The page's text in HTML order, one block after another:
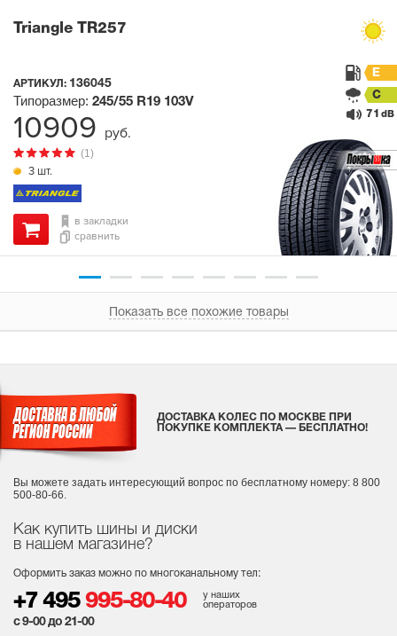
Triangle TR257
АРТИКУЛ: 136045
3 шт.
(1)
Типоразмер: 245/55 R19 103V
E
C
71 dB
в закладки
сравнить
10909 руб.
Показать все похожие товары
Как купить шины и диски
в нашем магазине?
Оформить заказ можно по многоканальному тел:
+7 495 995-80-40
у наших
операторов
с 9-00 до 21-00
ДОСТАВКА КОЛЕС ПО МОСКВЕ ПРИ
ПОКУПКЕ КОМПЛЕКТА — БЕСПЛАТНО!
Вы можете задать интересующий вопрос по бесплатному номеру: 8 800
500-80-66.